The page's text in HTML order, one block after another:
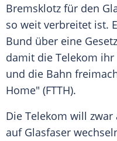
Bremsklotz für den
so weit verbreitet ist.
Bund über eine
damit die Telekom ihr
und die Bahn
Home" (FTTH).
Die Telekom will zwar
auf Glasfaser